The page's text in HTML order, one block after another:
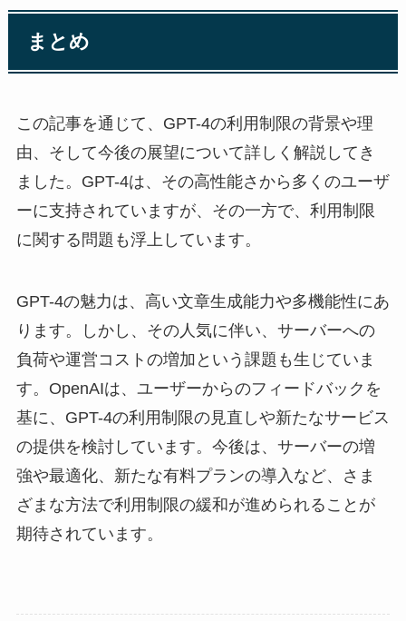
まとめ
この記事を通じて、GPT-4の利用制限の背景や理
由、そして今後の展望について詳しく解説してき
ました。GPT-4は、その高性能さから多くのユーザ
ーに支持されていますが、その一方で、利用制限
に関する問題も浮上しています。
GPT-4の魅力は、高い文章生成能力や多機能性にあ
ります。しかし、その人気に伴い、サーバーへの
負荷や運営コストの増加という課題も生じていま
す。OpenAIは、ユーザーからのフィードバックを
基に、GPT-4の利用制限の見直しや新たなサービス
の提供を検討しています。今後は、サーバーの増
強や最適化、新たな有料プランの導入など、さま
ざまな方法で利用制限の緩和が進められることが
期待されています。